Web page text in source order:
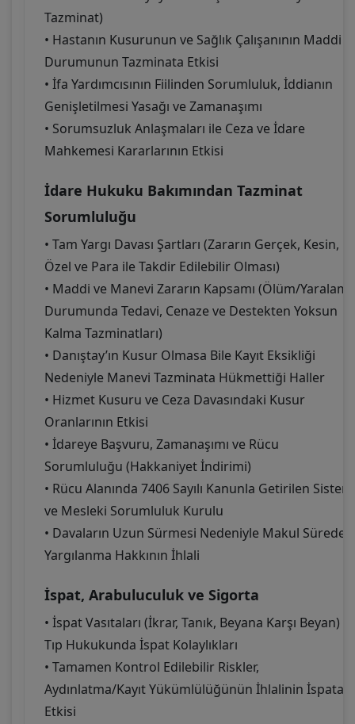
Tazminat)
• Hastanın Kusurunun ve Sağlık Çalışanının Maddi
Durumunun Tazminata Etkisi
• İfa Yardımcısının Fiilinden Sorumluluk, İddianın
Genişletilmesi Yasağı ve Zamanaşımı
• Sorumsuzluk Anlaşmaları ile Ceza ve İdare
Mahkemesi Kararlarının Etkisi
İdare Hukuku Bakımından Tazminat
Sorumluluğu
• Tam Yargı Davası Şartları (Zararın Gerçek, Kesin,
Özel ve Para ile Takdir Edilebilir Olması)
• Maddi ve Manevi Zararın Kapsamı (Ölüm/Yaralama
Durumunda Tedavi, Cenaze ve Destekten Yoksun
Kalma Tazminatları)
• Danıştay’ın Kusur Olmasa Bile Kayıt Eksikliği
Nedeniyle Manevi Tazminata Hükmettiği Haller
• Hizmet Kusuru ve Ceza Davasındaki Kusur
Oranlarının Etkisi
• İdareye Başvuru, Zamanaşımı ve Rücu
Sorumluluğu (Hakkaniyet İndirimi)
• Rücu Alanında 7406 Sayılı Kanunla Getirilen Sistem
ve Mesleki Sorumluluk Kurulu
• Davaların Uzun Sürmesi Nedeniyle Makul Sürede
Yargılanma Hakkının İhlali
İspat, Arabuluculuk ve Sigorta
• İspat Vasıtaları (İkrar, Tanık, Beyana Karşı Beyan)
Tıp Hukukunda İspat Kolaylıkları
• Tamamen Kontrol Edilebilir Riskler,
Aydınlatma/Kayıt Yükümlülüğünün İhlalinin İspata
Etkisi